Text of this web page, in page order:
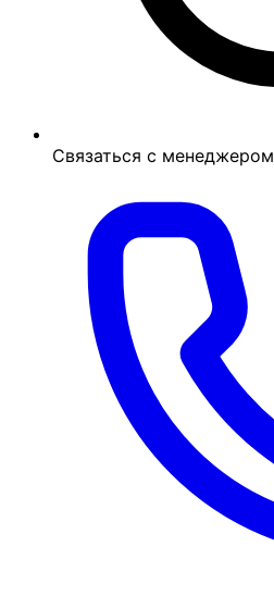
Связаться с менеджером